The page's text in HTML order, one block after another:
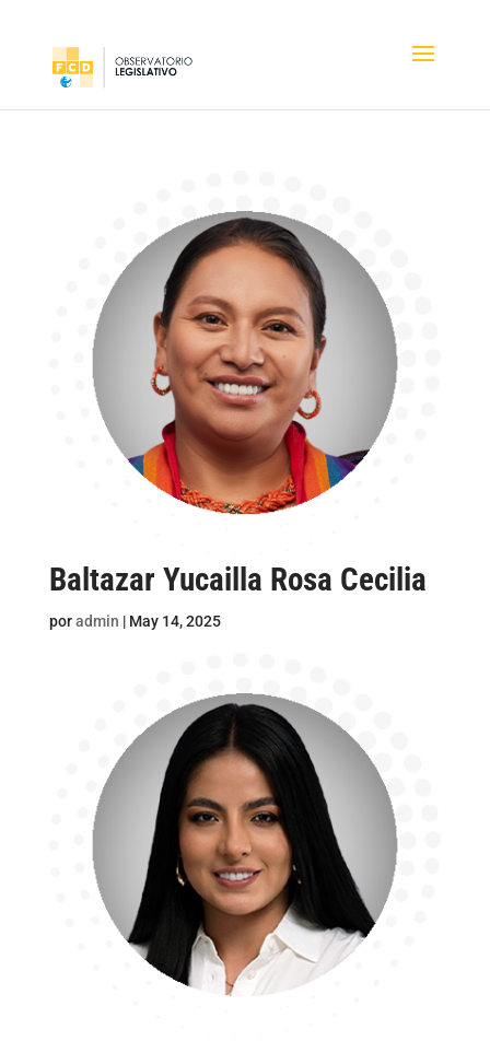
Baltazar Yucailla Rosa Cecilia
poradmin | May 14, 2025